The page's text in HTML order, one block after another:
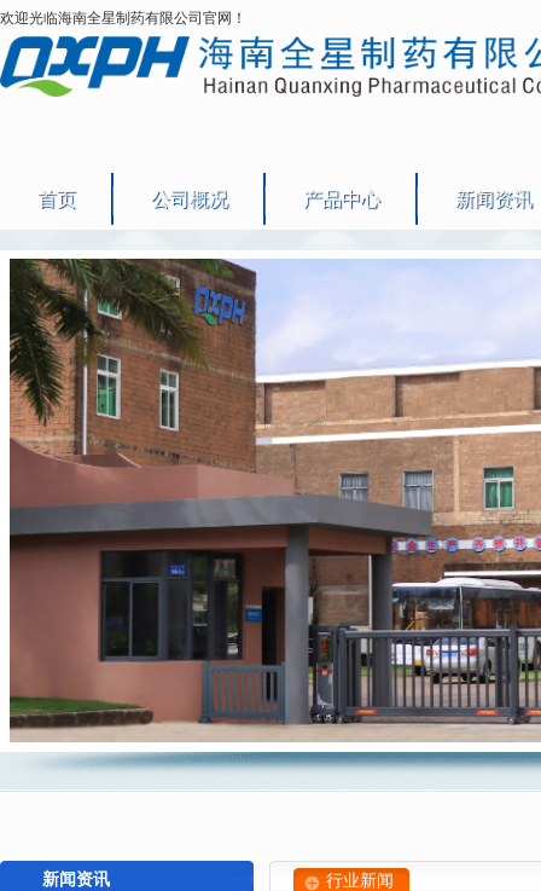
欢迎光临海南全星制药有限公司官网！
首页 公司概况 产品中心 新闻资讯
新闻资讯 行业新闻